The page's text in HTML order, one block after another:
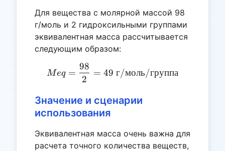
Для вещества с молярной массой 98
г/моль и 2 гидроксильными группами
эквивалентная масса рассчитывается
следующим образом:
Meq = \frac{98}{2} = 49
Meq =
2
98
= 49 г/моль/группа
Значение и сценарии
использования
Эквивалентная масса очень важна для
расчета точного количества веществ,